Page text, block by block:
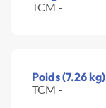
TCM -
Poids (7.26 kg)
TCM -